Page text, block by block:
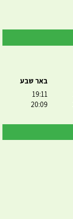
באר שבע
19:11
20:09